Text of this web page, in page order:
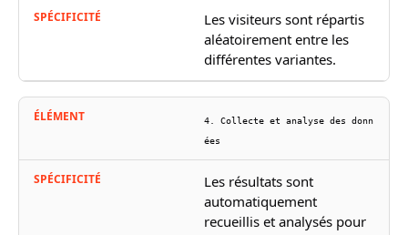
Les visiteurs sont répartis
aléatoirement entre les
différentes variantes.
4. Collecte et analyse des donn
ées
Les résultats sont
automatiquement
recueillis et analysés pour